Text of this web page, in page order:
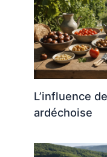
L’influence
ardéchoise